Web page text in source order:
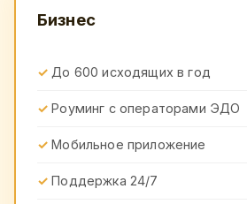
Бизнес
До 600 исходящих в год
Роуминг с операторами ЭДО
Мобильное приложение
Поддержка 24/7